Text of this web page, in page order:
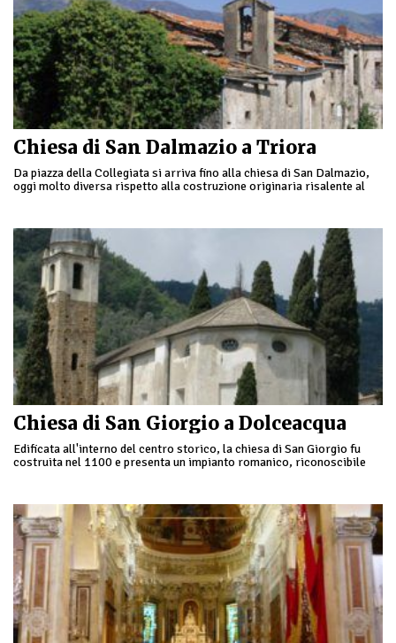
Chiesa di San Dalmazio a Triora
Da piazza della Collegiata si arriva fino alla chiesa di San Dalmazio,
oggi molto diversa rispetto alla costruzione originaria risalente al
Chiesa di San Giorgio a Dolceacqua
Edificata all'interno del centro storico, la chiesa di San Giorgio fu
costruita nel 1100 e presenta un impianto romanico, riconoscibile